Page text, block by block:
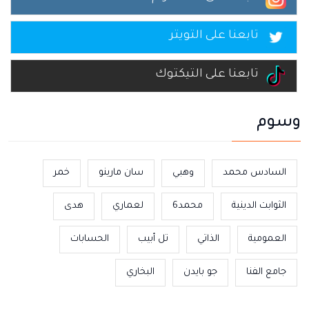
تابعنا على التويتر
تابعنا على التيكتوك
وسوم
السادس محمد وهبي سان مارينو خمر
الثوابت الدينية محمد6 لعماري هدى
العمومية الذاتي تل أبيب الحسابات
جامع الفنا جو بايدن البخاري